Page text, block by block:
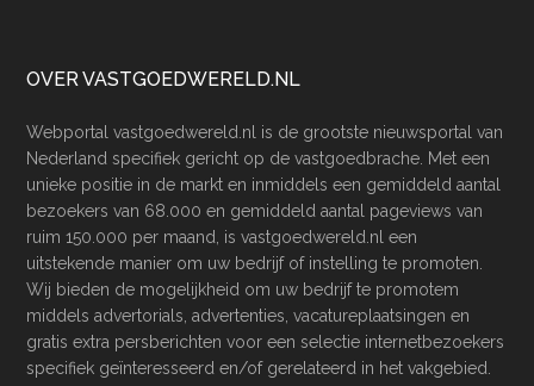
Footer
OVER VASTGOEDWERELD.NL
Webportal vastgoedwereld.nl is de grootste nieuwsportal van
Nederland specifiek gericht op de vastgoedbrache. Met een
unieke positie in de markt en inmiddels een gemiddeld aantal
bezoekers van 68.000 en gemiddeld aantal pageviews van
ruim 150.000 per maand, is vastgoedwereld.nl een
uitstekende manier om uw bedrijf of instelling te promoten.
Wij bieden de mogelijkheid om uw bedrijf te promotem
middels advertorials, advertenties, vacatureplaatsingen en
gratis extra persberichten voor een selectie internetbezoekers
specifiek geïnteresseerd en/of gerelateerd in het vakgebied.